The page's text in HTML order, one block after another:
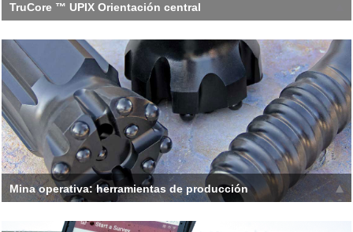
TruCore ™ UPIX Orientación central
disponible en diámetros dedicados co Leer más >>
Mina operativa: herramientas de producción
COMPROMISO '] Herramientas de calidad para ayudarle a